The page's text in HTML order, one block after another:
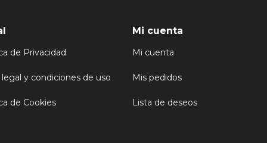
de Privacidad
legal y condiciones de uso
de Cookies
Mi cuenta
Mi cuenta
Mis pedidos
Lista de deseos